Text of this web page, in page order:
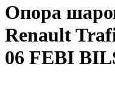
Опора
Renault
06 FEBI